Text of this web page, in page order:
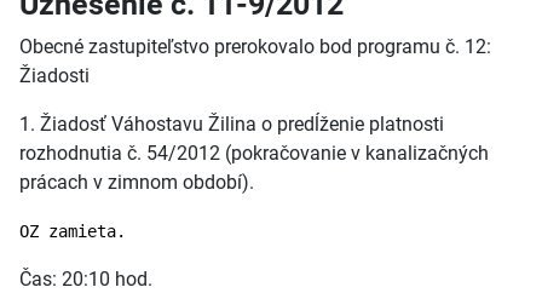
Obecné zastupiteľstvo prerokovalo bod programu č. 12:
Žiadosti
1. Žiadosť Váhostavu Žilina o predĺženie platnosti
rozhodnutia č. 54/2012 (pokračovanie v kanalizačných
prácach v zimnom období).
OZ zamieta.
Čas: 20:10 hod.